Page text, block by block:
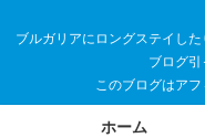
ブルガリアにロングステイし
ブログ引
このブログはア
ホーム